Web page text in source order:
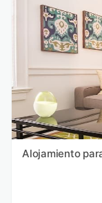
Alojamiento